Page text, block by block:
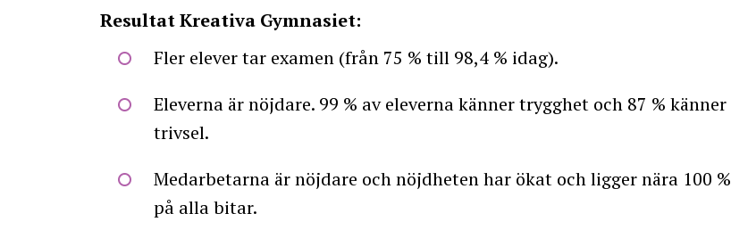
Resultat Kreativa Gymnasiet:
Fler elever tar examen (från 75 % till 98,4 % idag).
Eleverna är nöjdare. 99 % av eleverna känner trygghet och 87 % känner
trivsel.
Medarbetarna är nöjdare och nöjdheten har ökat och ligger nära 100 %
på alla bitar.